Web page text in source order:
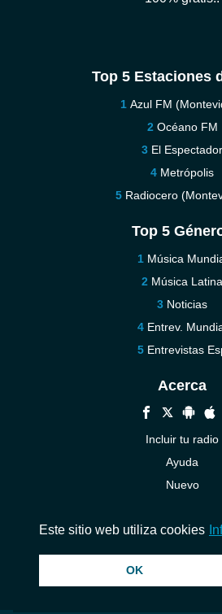
Top 5 Estaciones
Azul FM
Océano FM
El Espectador
Metrópolis
Radiocero
Top 5
Música
Música Latina
Noticias
Entrev.
Entrevistas
Acerca
Incluir tu radio
Ayuda
Nuevo
© 2026 InstantAudio. Reservados todos los
Este sitio web utiliza cookies
OK